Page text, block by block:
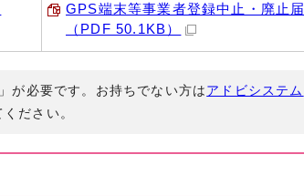
GPS端末等事業者登録中止・廃止届
（PDF 50.1KB）
が必要です。お持ちでない方はアドビシステム
ださい。